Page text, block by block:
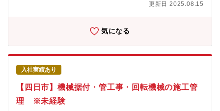
◇車通勤可（無料駐車場完備）【充実の資格支援制度】資格受験
すが、部署での勉強会も開催しており、スキルアップが目指せま
す。【組織構成】電気計装部には、19名（本部長、副本部長、部
長、グループリ ーダー、マネージャー、主任、スタッフ12名）が
在籍しています。【当社の特徴】◇2012年1月に石原化工建設株
式会社から分割し、技術やノウハウを持ちながら新会社として立
ち上がりました。工場の自家発設備の計画、設計、建設、保守、
操業に関わる全てのサービスを提供しております。◇豊富な経験
と実績が買われ、三重県下の建設業では10年以上連続で完工高ト
ップクラスです。◇親会社である石原産業株式会社（東証プライ
更新日 2025.08.15
気になる
入社実績あり
【四日市】機械据付・管工事・回転機械の施工管
理 ※未経験